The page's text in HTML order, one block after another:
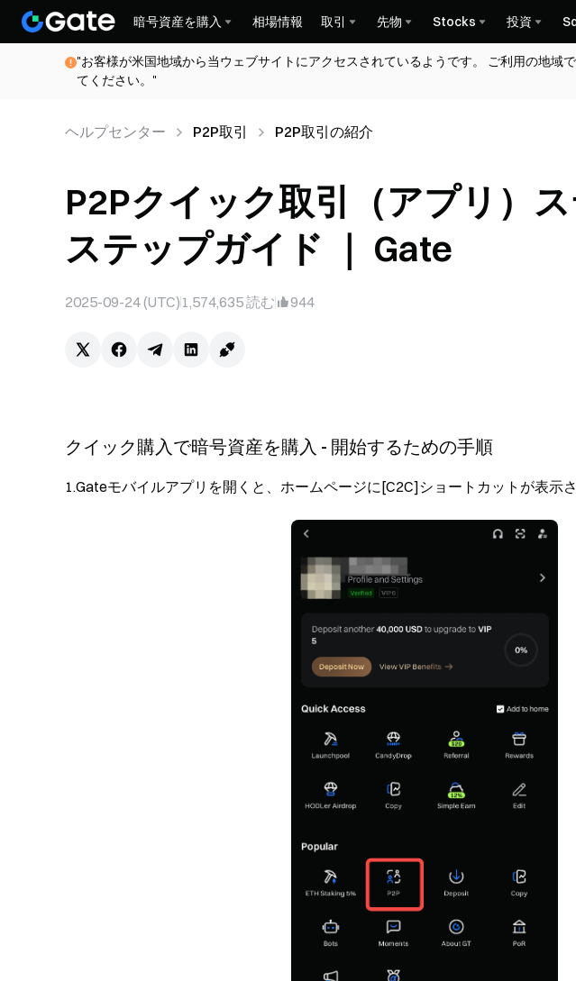
暗号資産を購入 相場情報 取引 先物 Stocks 投資
"お客様が米国地域から当ウェブサイトにアクセスされているようです。 ご利用の地域
てください。"
ヘルプセンター P2P取引 P2P取引の紹介
P2Pクイック取引（アプリ）
ステップガイド ｜ Gate
2025-09-24 (UTC) 1,574,635読む 944
クイック購入で暗号資産を購入 - 開始するための手順
1.Gateモバイルアプリを開くと、ホームページに[C2C]ショートカットが表示さ